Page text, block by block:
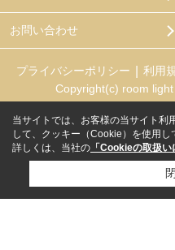
お問い合わせ
プライバシーポリシー 利用
Copyright(c) room
当サイトでは、お客様の当サイト利
して、クッキー（Cookie）を使用し
詳しくは、当社の 「Cookieの取扱い